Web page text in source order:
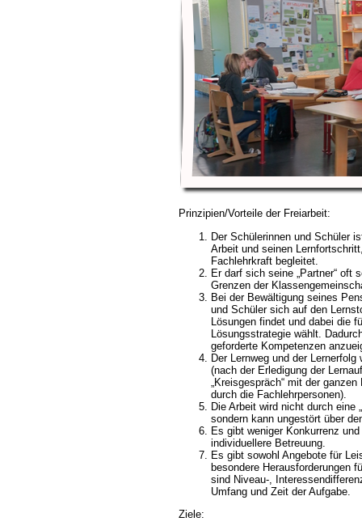
Prinzipien/Vorteile der Freiarbeit:
Der Schülerinnen und Schüler
Arbeit und seinen
Fachlehrkraft begleitet.
Er darf sich seine „Partner“ oft
Grenzen der
Bei der Bewältigung seines
und Schüler sich auf den
Lösungen findet und dabei die
Lösungsstrategie wählt.
geforderte Kompetenzen
Der Lernweg und der
(nach der Erledigung der
Kreisgespräch“ mit der
durch die Fachlehrpersonen).
Die Arbeit wird nicht durch eine
sondern kann ungestört über
Es gibt weniger Konkurrenz
individuellere Betreuung.
Es gibt sowohl Angebote für
besondere Herausforderungen
sind Niveau-,
Umfang und Zeit der Aufgabe.
Ziele: